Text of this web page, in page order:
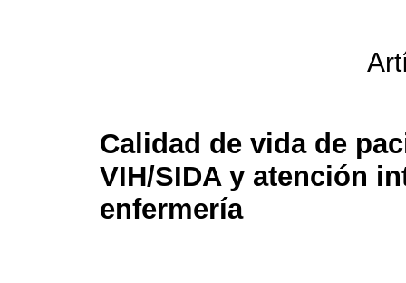
Calidad de vida de
VIH/SIDA y atención
enfermería